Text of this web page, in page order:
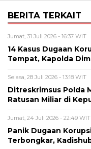
BERITA TERKAIT
Jumat, 31 Juli 2026 - 16:37 WIT
14 Kasus Dugaan
Tempat, Kapolda
Selasa, 28 Juli 2026 - 13:18 WIT
Ditreskrimsus Polda
Ratusan Miliar di
Jumat, 24 Juli 2026 - 22:49 WIT
Panik Dugaan
Terbongkar,